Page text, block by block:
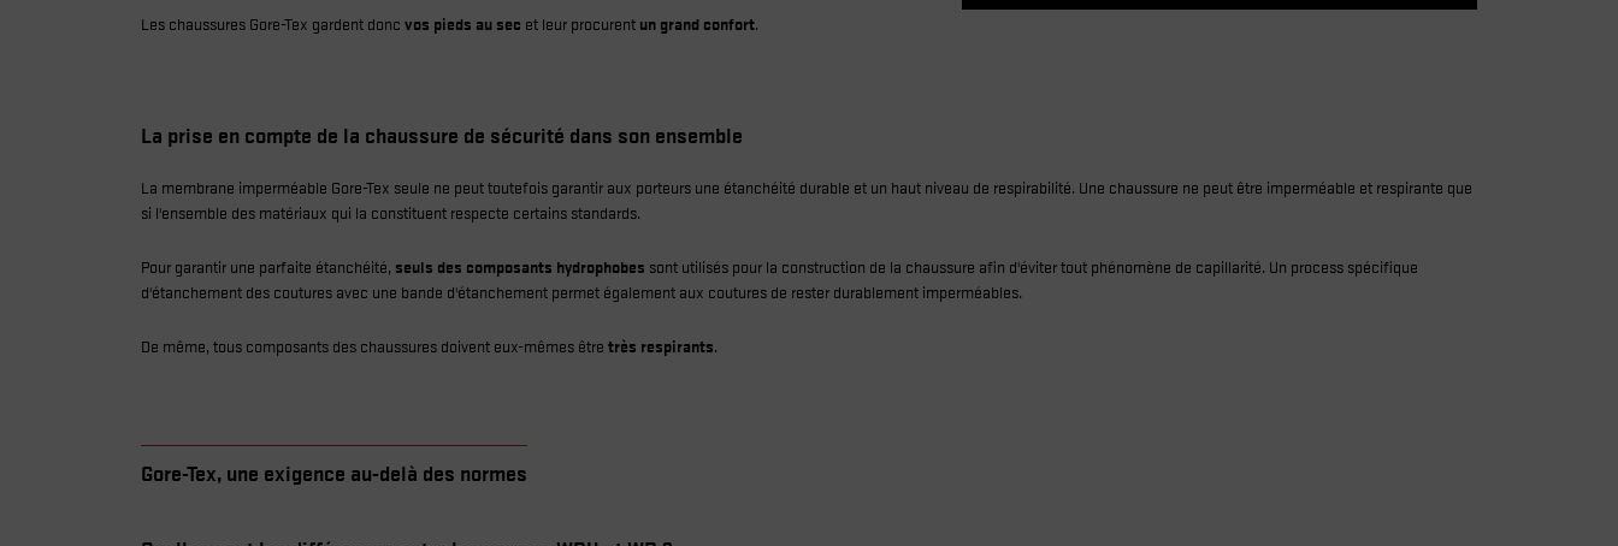
Les chaussures Gore-Tex gardent donc vos pieds au sec et leur procurent un grand confort.
La prise en compte de la chaussure de sécurité dans son ensemble
La membrane imperméable Gore-Tex seule ne peut toutefois garantir aux porteurs une étanchéité durable et un haut niveau de respirabilité. Une chaussure ne peut être imperméable et respirante que
si l'ensemble des matériaux qui la constituent respecte certains standards.
Pour garantir une parfaite étanchéité, seuls des composants hydrophobes sont utilisés pour la construction de la chaussure afin d'éviter tout phénomène de capillarité. Un process spécifique
d'étanchement des coutures avec une bande d'étanchement permet également aux coutures de rester durablement imperméables.
De même, tous composants des chaussures doivent eux-mêmes être très respirants.
Gore-Tex, une exigence au-delà des normes